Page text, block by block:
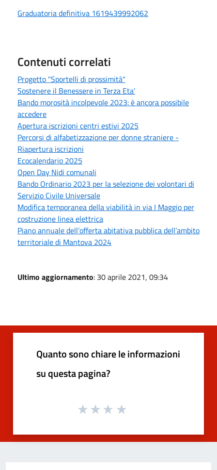
Graduatoria definitiva 1619439992062
Contenuti correlati
Progetto "Sportelli di prossimità"
Sostenere il Benessere in Terza Eta'
Bando morosità incolpevole 2023: è ancora possibile
accedere
Apertura iscrizioni centri estivi 2025
Percorsi di alfabetizzazione per donne straniere -
Riapertura iscrizioni
Ecocalendario 2025
Open Day Nidi comunali
Bando Ordinario 2023 per la selezione dei volontari di
Servizio Civile Universale
Modifica temporanea della viabilità in via I Maggio per
costruzione linea elettrica
Piano annuale dell’offerta abitativa pubblica dell’ambito
territoriale di Mantova 2024
Ultimo aggiornamento: 30 aprile 2021, 09:34
Quanto sono chiare le informazioni
su questa pagina?